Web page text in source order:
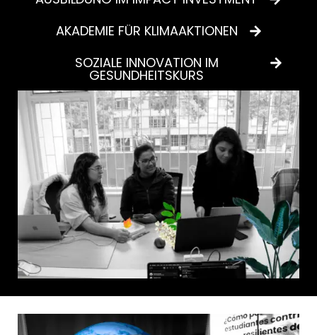
AKADEMIE FÜR KLIMAAKTIONEN
SOZIALE INNOVATION IM
GESUNDHEITSKURS